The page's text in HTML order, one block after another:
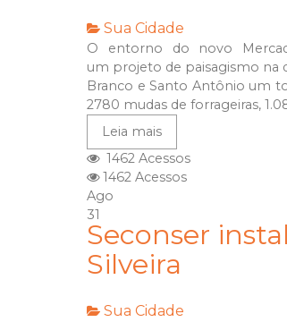
Sua Cidade
O entorno do novo
um projeto de paisagismo na
Branco e Santo Antônio um
2780 mudas de forrageiras,
Leia mais
1462 Acessos
1462 Acessos
Ago
31
Seconser
Silveira
Sua Cidade